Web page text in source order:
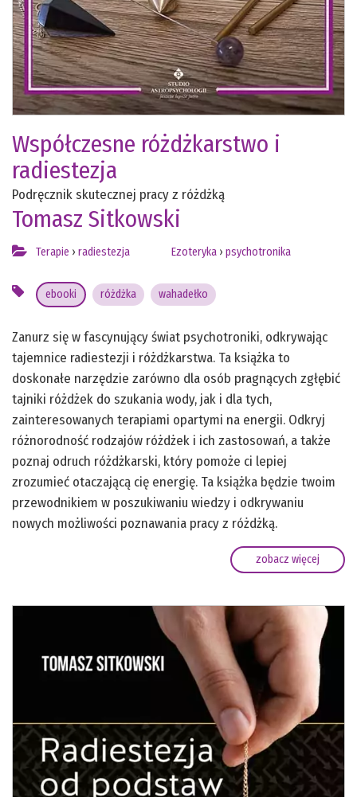
Współczesne różdżkarstwo i
radiestezja
Podręcznik skutecznej pracy z różdżką
Tomasz Sitkowski
Terapie › radiestezja Ezoteryka › psychotronika
ebooki różdżka wahadełko
Zanurz się w fascynujący świat psychotroniki, odkrywając
tajemnice radiestezji i różdżkarstwa. Ta książka to
doskonałe narzędzie zarówno dla osób pragnących zgłębić
tajniki różdżek do szukania wody, jak i dla tych,
zainteresowanych terapiami opartymi na energii. Odkryj
różnorodność rodzajów różdżek i ich zastosowań, a także
poznaj odruch różdżkarski, który pomoże ci lepiej
zrozumieć otaczającą cię energię. Ta książka będzie twoim
przewodnikiem w poszukiwaniu wiedzy i odkrywaniu
nowych możliwości poznawania pracy z różdżką.
zobacz więcej